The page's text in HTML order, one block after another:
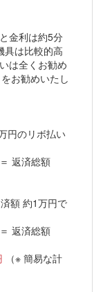
金利は約5分
具は比較的高
は全くお勧め
お勧めいたし
円のリボ払い
返済総額
額 約1万円で
返済総額
（※ 簡易な計